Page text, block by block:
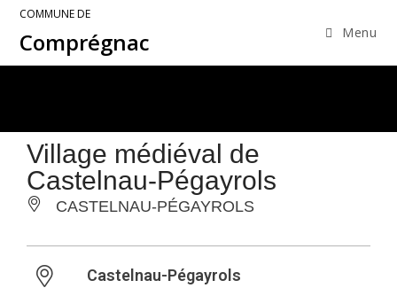
COMMUNE DE
Comprégnac Menu
Village médiéval de
Castelnau-Pégayrols
CASTELNAU-PÉGAYROLS
Castelnau-Pégayrols